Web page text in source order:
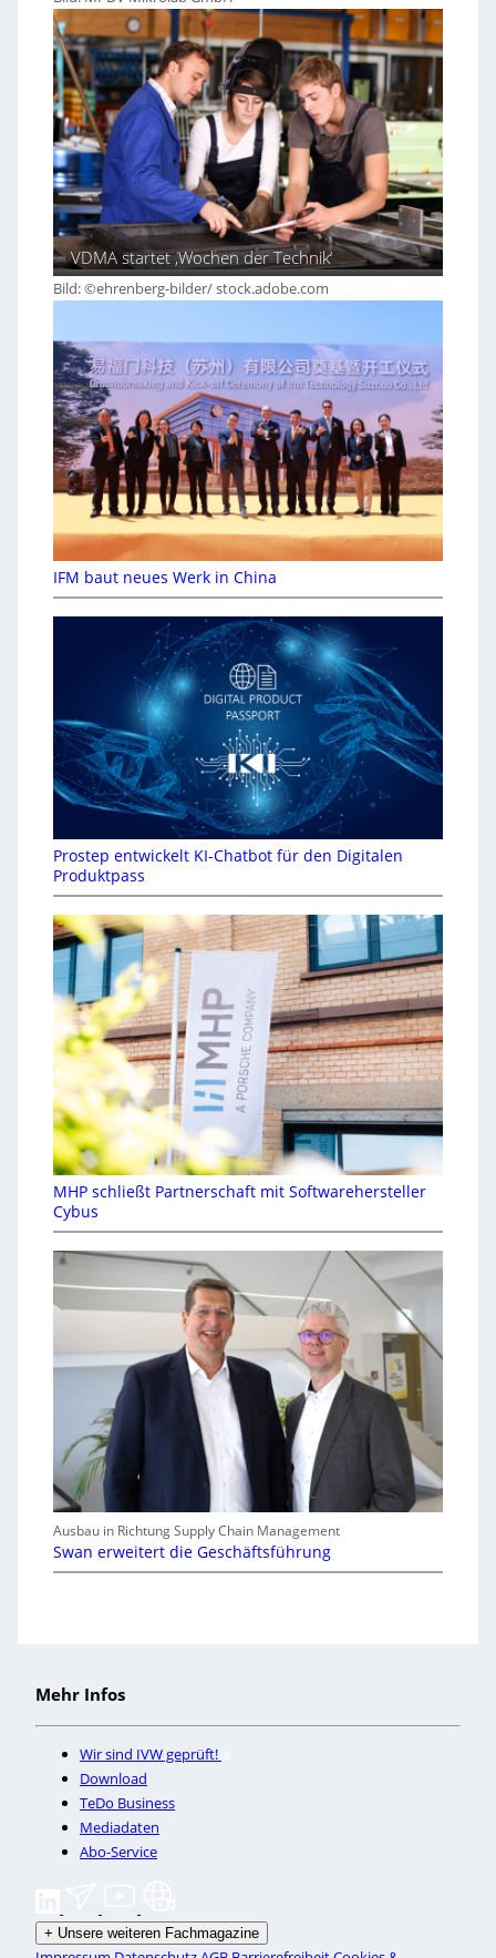
VDMA startet ‚Wochen der Technik‘
Bild: ©ehrenberg-bilder/ stock.adobe.com
IFM baut neues Werk in China
Prostep entwickelt KI-Chatbot für den Digitalen
Produktpass
MHP schließt Partnerschaft mit Softwarehersteller
Cybus
Ausbau in Richtung Supply Chain Management
Swan erweitert die Geschäftsführung
Mehr Infos
Wir sind IVW geprüft!
Download
TeDo Business
Mediadaten
Abo-Service
+ Unsere weiteren Fachmagazine